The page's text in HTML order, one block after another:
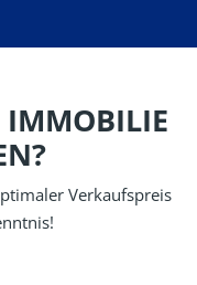
IMMOBILIE
Verkaufspreis